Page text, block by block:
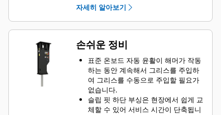
자세히 알아보기
손쉬운 정비
표준 온보드 자동 윤활이 해머가 작동
하는 동안 계속해서 그리스를 주입하
여 그리스를 수동으로 주입할 필요가
없습니다.
슬립 핏 하단 부싱은 현장에서 쉽게 교
체할 수 있어 서비스 시간이 단축됩니